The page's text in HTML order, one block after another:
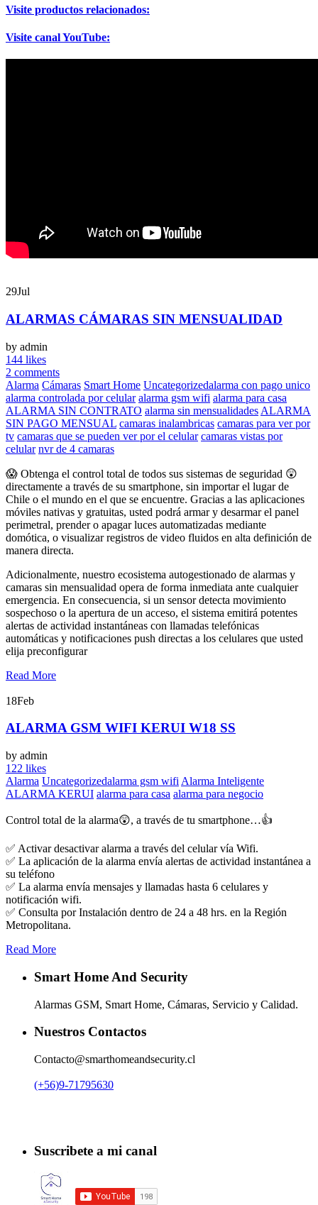
Visite productos relacionados:
Visite canal YouTube:
29Jul
ALARMAS CÁMARAS SIN MENSUALIDAD
by admin
144 likes
2 comments
Alarma Cámaras Smart Home Uncategorizedalarma con pago unico
alarma controlada por celular alarma gsm wifi alarma para casa
ALARMA SIN CONTRATO alarma sin mensualidades ALARMA
SIN PAGO MENSUAL camaras inalambricas camaras para ver por
tv camaras que se pueden ver por el celular camaras vistas por
celular nvr de 4 camaras
😱 Obtenga el control total de todos sus sistemas de seguridad 😲
directamente a través de su smartphone, sin importar el lugar de
Chile o el mundo en el que se encuentre. Gracias a las aplicaciones
móviles nativas y gratuitas, usted podrá armar y desarmar el panel
perimetral, prender o apagar luces automatizadas mediante
domótica, o visualizar registros de video fluidos en alta definición de
manera directa.
Adicionalmente, nuestro ecosistema autogestionado de alarmas y
camaras sin mensualidad opera de forma inmediata ante cualquier
emergencia. En consecuencia, si un sensor detecta movimiento
sospechoso o la apertura de un acceso, el sistema emitirá potentes
alertas de actividad instantáneas con llamadas telefónicas
automáticas y notificaciones push directas a los celulares que usted
elija preconfigurar
Read More
18Feb
ALARMA GSM WIFI KERUI W18 SS
by admin
122 likes
Alarma Uncategorizedalarma gsm wifi Alarma Inteligente
ALARMA KERUI alarma para casa alarma para negocio
Control total de la alarma😲, a través de tu smartphone…👍
✅ Activar desactivar alarma a través del celular vía Wifi.
✅ La aplicación de la alarma envía alertas de actividad instantánea a
su teléfono
✅ La alarma envía mensajes y llamadas hasta 6 celulares y
notificación wifi.
✅ Consulta por Instalación dentro de 24 a 48 hrs. en la Región
Metropolitana.
Read More
Smart Home And Security
Alarmas GSM, Smart Home, Cámaras, Servicio y Calidad.
Nuestros Contactos
Contacto@smarthomeandsecurity.cl
(+56)9-71795630
Suscribete a mi canal